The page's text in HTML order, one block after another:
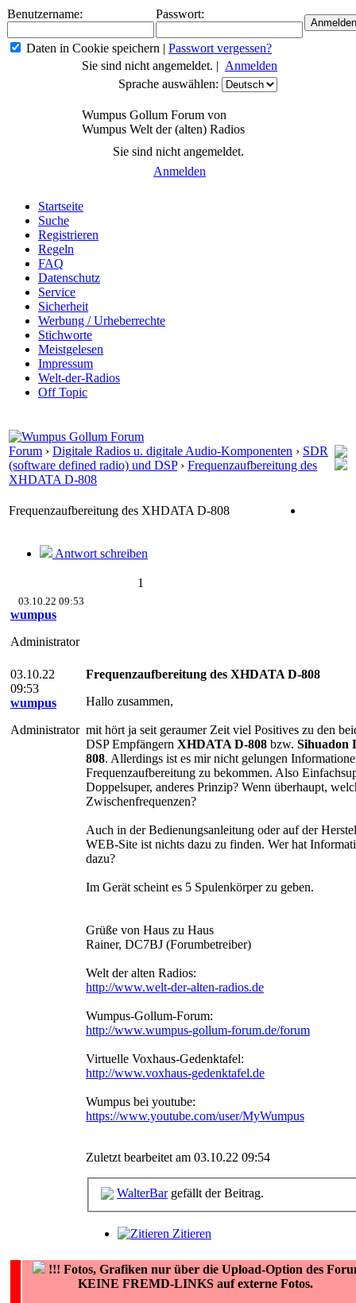
Benutzername: Passwort:
Daten in Cookie speichern | Passwort vergessen?
Sie sind nicht angemeldet. | Anmelden
Sprache auswählen:
Wumpus Gollum Forum von
Wumpus Welt der (alten) Radios
Sie sind nicht angemeldet.
Anmelden
Startseite
Suche
Registrieren
Regeln
FAQ
Datenschutz
Service
Sicherheit
Werbung / Urheberrechte
Stichworte
Meistgelesen
Impressum
Welt-der-Radios
Off Topic
Forum › Digitale Radios u. digitale Audio-Komponenten › SDR
(software defined radio) und DSP› Frequenzaufbereitung des
XHDATA D-808
Frequenzaufbereitung des XHDATA D-808
Antwort schreiben
1
03.10.22 09:53
wumpus
Administrator
03.10.22
09:53
wumpus
Administrator
Frequenzaufbereitung des XHDATA D-808
Hallo zusammen,
mit hört ja seit geraumer Zeit viel Positives zu den
DSP Empfängern XHDATA D-808 bzw. Sihuadon
808. Allerdings ist es mir nicht gelungen
Frequenzaufbereitung zu bekommen. Also
Doppelsuper, anderes Prinzip? Wenn überhaupt,
Zwischenfrequenzen?
Auch in der Bedienungsanleitung oder auf der
WEB-Site ist nichts dazu zu finden. Wer hat
dazu?
Im Gerät scheint es 5 Spulenkörper zu geben.
Grüße von Haus zu Haus
Rainer, DC7BJ (Forumbetreiber)
Welt der alten Radios:
http://www.welt-der-alten-radios.de
Wumpus-Gollum-Forum:
http://www.wumpus-gollum-forum.de/forum
Virtuelle Voxhaus-Gedenktafel:
http://www.voxhaus-gedenktafel.de
Wumpus bei youtube:
https://www.youtube.com/user/MyWumpus
Zuletzt bearbeitet am 03.10.22 09:54
WalterBargefällt der Beitrag.
Zitieren
!!! Fotos, Grafiken nur über die Upload-Option des
KEINE FREMD-LINKS auf externe Fotos.